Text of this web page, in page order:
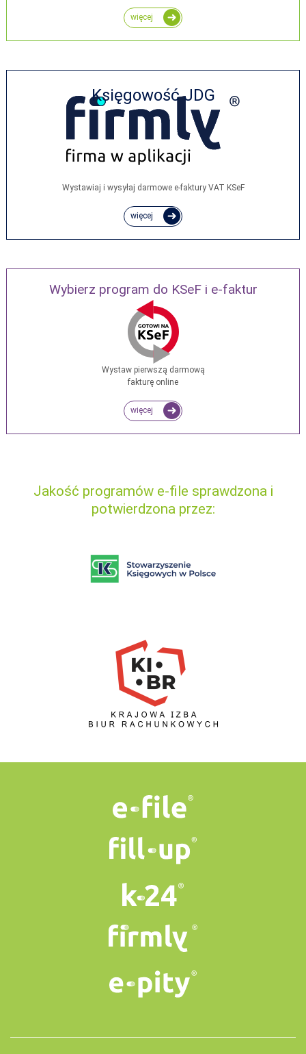
więcej
Księgowość JDG
Wystawiaj i wysyłaj darmowe e‑faktury VAT KSeF
więcej
Wybierz program do KSeF i e-faktur
Wystaw pierwszą darmową
fakturę online
więcej
Jakość programów e-file sprawdzona i
potwierdzona przez: